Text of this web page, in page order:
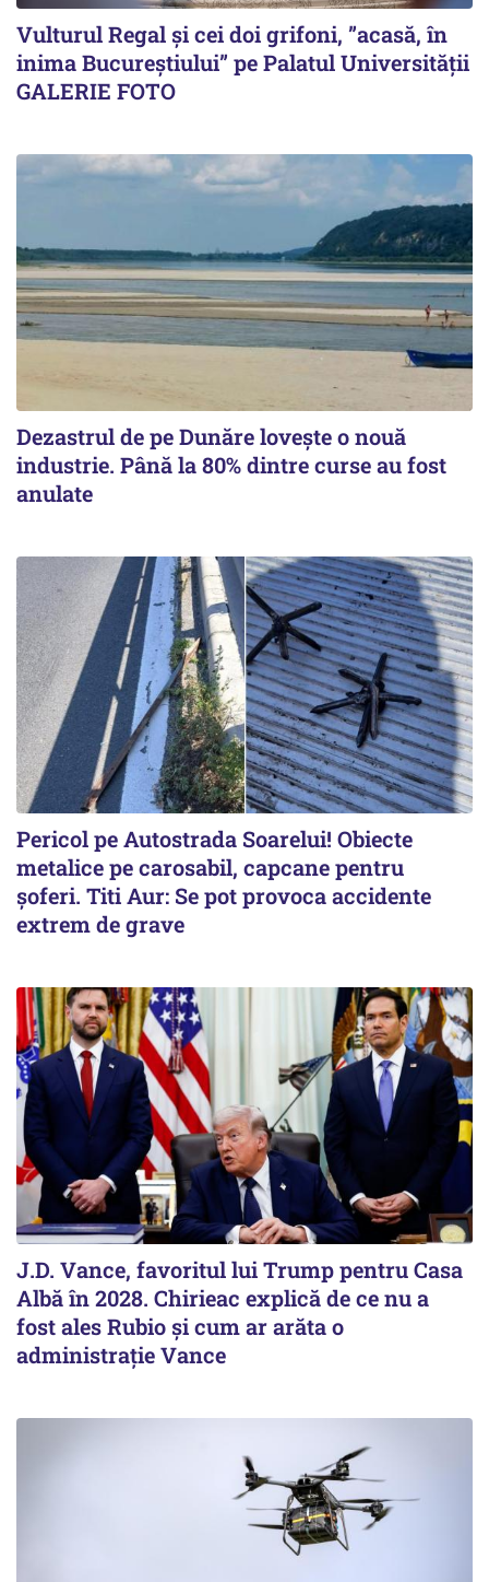
Vulturul Regal și cei doi grifoni, ”acasă, în
inima Bucureștiului” pe Palatul Universității
GALERIE FOTO
Dezastrul de pe Dunăre lovește o nouă
industrie. Până la 80% dintre curse au fost
anulate
Pericol pe Autostrada Soarelui! Obiecte
metalice pe carosabil, capcane pentru
șoferi. Titi Aur: Se pot provoca accidente
extrem de grave
J.D. Vance, favoritul lui Trump pentru Casa
Albă în 2028. Chirieac explică de ce nu a
fost ales Rubio și cum ar arăta o
administrație Vance